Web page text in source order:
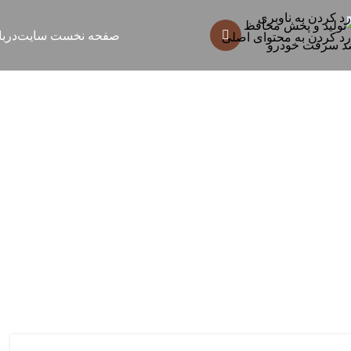
رد کردن به ناوبری
رد کردن به محتوای اصلی
صفحه نخست سایت